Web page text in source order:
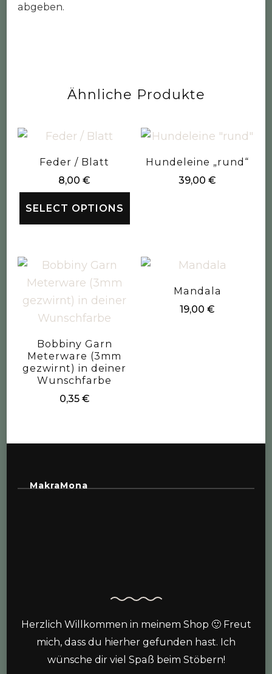
abgeben.
Ähnliche Produkte
Feder / Blatt
8,00€
SELECT OPTIONS
Hundeleine „rund“
39,00€
Bobbiny Garn
Meterware (3mm
gezwirnt) in deiner
Wunschfarbe
0,35 €
Mandala
19,00€
MakraMona
Herzlich Willkommen in meinem Shop 🙂 Freut
mich, dass du hierher gefunden hast. Ich
wünsche dir viel Spaß beim Stöbern!